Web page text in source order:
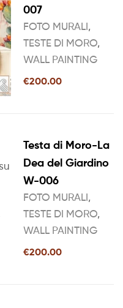
007
FOTO MURALI,
TESTE DI MORO,
WALL PAINTING
€200.00
Testa di Moro-La
Dea del Giardino
W-006
FOTO MURALI,
TESTE DI MORO,
WALL PAINTING
€200.00